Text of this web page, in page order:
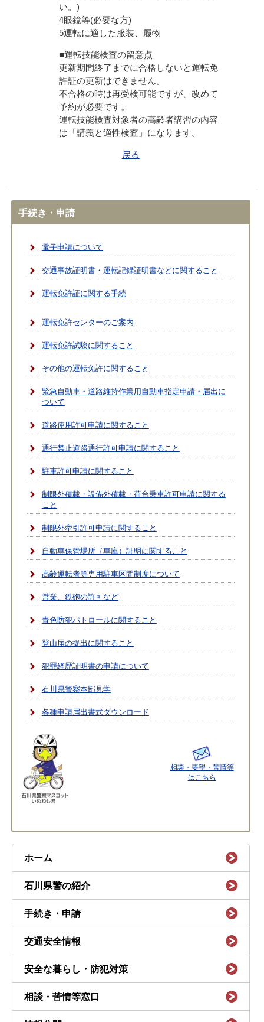
い。)
4眼鏡等(必要な方)
5運転に適した服装、履物
■運転技能検査の留意点
更新期間終了までに合格しないと運転免
許証の更新はできません。
不合格の時は再受検可能ですが、改めて
予約が必要です。
運転技能検査対象者の高齢者講習の内容
は「講義と適性検査」になります。
戻る
手続き・申請
電子申請について
交通事故証明書・運転記録証明書などに関すること
運転免許証に関する手続
運転免許センターのご案内
運転免許試験に関すること
その他の運転免許に関すること
緊急自動車・道路維持作業用自動車指定申請・届出に
ついて
道路使用許可申請に関すること
通行禁止道路通行許可申請に関すること
駐車許可申請に関すること
制限外積載・設備外積載・荷台乗車許可申請に関する
こと
制限外牽引許可申請に関すること
自動車保管場所（車庫）証明に関すること
高齢運転者等専用駐車区間制度について
営業、鉄砲の許可など
青色防犯パトロールに関すること
登山届の提出に関すること
犯罪経歴証明書の申請について
石川県警察本部見学
各種申請届出書式ダウンロード
相談・要望・苦情等
はこちら
ホーム
石川県警の紹介
手続き・申請
交通安全情報
安全な暮らし・防犯対策
相談・苦情等窓口